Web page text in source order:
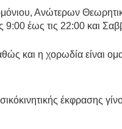
Ανώτερων
9:00 έως τις 22:00 και
και η χορωδία είναι
έκφρασης